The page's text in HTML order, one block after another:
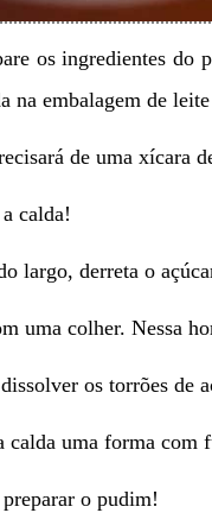
os ingredientes do
na embalagem de
de uma xícara
calda!
largo, derreta o
uma colher. Nessa
os torrões de
uma forma com
o pudim!